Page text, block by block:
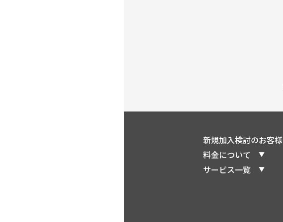
新規加入検討のお客様
料金について
サービス一覧